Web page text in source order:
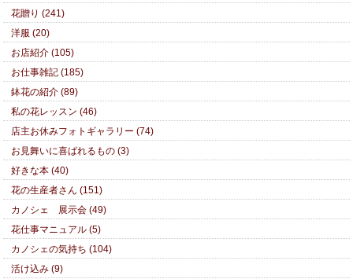
花贈り (241)
洋服 (20)
お店紹介 (105)
お仕事雑記 (185)
鉢花の紹介 (89)
私の花レッスン (46)
店主お休みフォトギャラリー (74)
お見舞いに喜ばれるもの (3)
好きな本 (40)
花の生産者さん (151)
カノシェ 展示会 (49)
花仕事マニュアル (5)
カノシェの気持ち (104)
活け込み (9)